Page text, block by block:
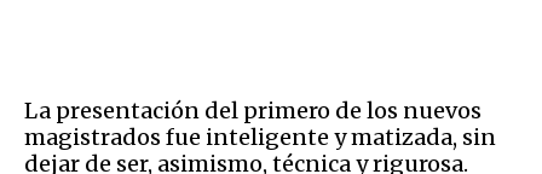
La presentación del primero de los nuevos
magistrados fue inteligente y matizada, sin
dejar de ser, asimismo, técnica y rigurosa.